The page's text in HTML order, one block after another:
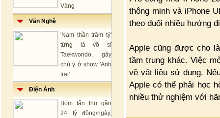
Vàng
Văn Nghệ
'Nam thần trăm tỷ'
từng là võ sĩ
Taekwondo, gây
chú ý ở show 'Anh
trai'
Điện Ảnh
Bom tấn thu gần
24 tỷ đồng/ngày,
thông minh và iPhone
theo đuổi nhiều hướng
Apple cũng được cho
tầm trung khác. Việc
về vật liệu sử dụng.
Apple có thể phải học
nhiều thử nghiệm với